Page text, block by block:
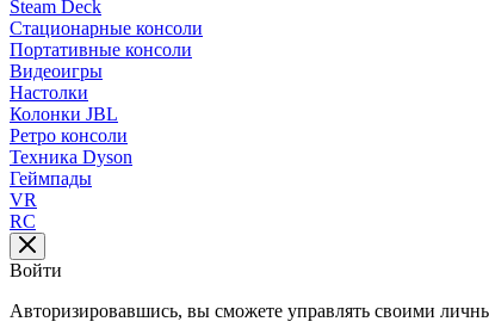
Steam Deck
Стационарные консоли
Портативные консоли
Видеоигры
Настолки
Колонки JBL
Ретро консоли
Техника Dyson
Геймпады
VR
RC
Войти
Авторизировавшись, вы сможете управлять своими